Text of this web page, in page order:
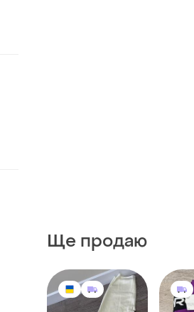
Ще продаю